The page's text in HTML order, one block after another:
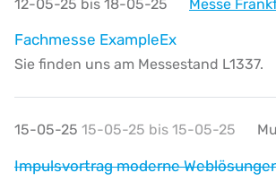
12-05-25 bis 18-05-25 Messe
Fachmesse ExampleEx
Sie finden uns am Messestand L1337.
15-05-25 15-05-25 bis 15-05-25
Impulsvortrag moderne